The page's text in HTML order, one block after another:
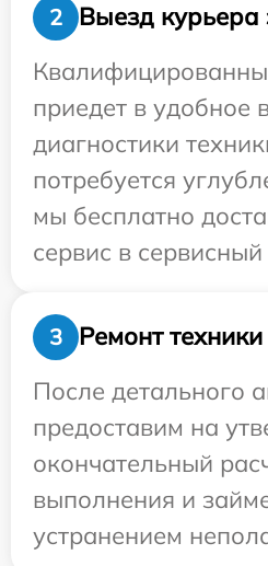
2
Выезд курьера
приедет в удобное
диагностики
потребуется
мы бесплатно
сервис в
3
Ремонт техники
После детального
предоставим на
окончательный
выполнения и
устранением